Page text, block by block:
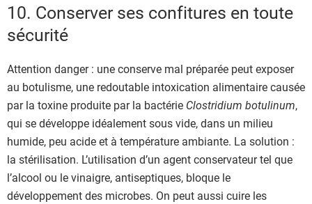
10. Conserver ses confitures en toute
sécurité
Attention danger : une conserve mal préparée peut exposer
au botulisme, une redoutable intoxication alimentaire causée
par la toxine produite par la bactérie Clostridium botulinum,
qui se développe idéalement sous vide, dans un milieu
humide, peu acide et à température ambiante. La solution :
la stérilisation. L’utilisation d’un agent conservateur tel que
l’alcool ou le vinaigre, antiseptiques, bloque le
développement des microbes. On peut aussi cuire les